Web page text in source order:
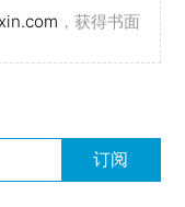
，获得书面
订阅